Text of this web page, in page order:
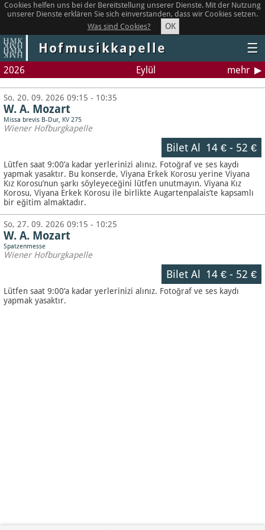
Cookies helfen uns bei der Bereitstellung unserer Dienste. Mit der Nutzung
unserer Dienste erklären Sie sich einverstanden, dass wir Cookies setzen.
Was sind Cookies?
OK
Hofmusikkapelle ☰
2026 Eylül mehr
So, 20. 09. 2026 09:15 - 10:35
W. A. Mozart
Missa brevis B-Dur, KV 275
Wiener Hofburgkapelle
Bilet Al 14 €- 52 €
Lütfen saat 9:00’a kadar yerlerinizi alınız. Fotoğraf ve ses kaydı
yapmak yasaktır. Bu konserde, Viyana Erkek Korosu yerine Viyana
Kız Korosu’nun şarkı söyleyeceğini lütfen unutmayın. Viyana Kız
Korosu, Viyana Erkek Korosu ile birlikte Augartenpalais’te kapsamlı
bir eğitim almaktadır.
So, 27. 09. 2026 09:15 - 10:25
W. A. Mozart
Spatzenmesse
Wiener Hofburgkapelle
Bilet Al 14 €- 52 €
Lütfen saat 9:00’a kadar yerlerinizi alınız. Fotoğraf ve ses kaydı
yapmak yasaktır.